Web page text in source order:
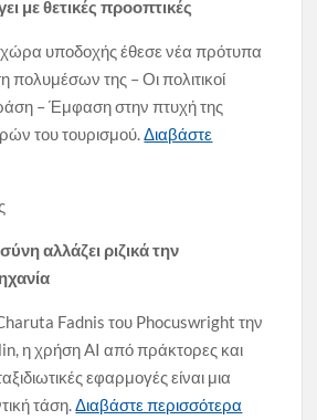
με θετικές προοπτικές
υποδοχής έθεσε νέα πρότυπα
πολυμέσων της – Οι πολιτικοί
– Έμφαση στην πτυχή της
του τουρισμού.Διαβάστε
αλλάζει ριζικά την
Fadnis του Phocuswright την
η χρήση AI από πράκτορες και
εφαρμογές είναι μια
τάση.Διαβάστε περισσότερα